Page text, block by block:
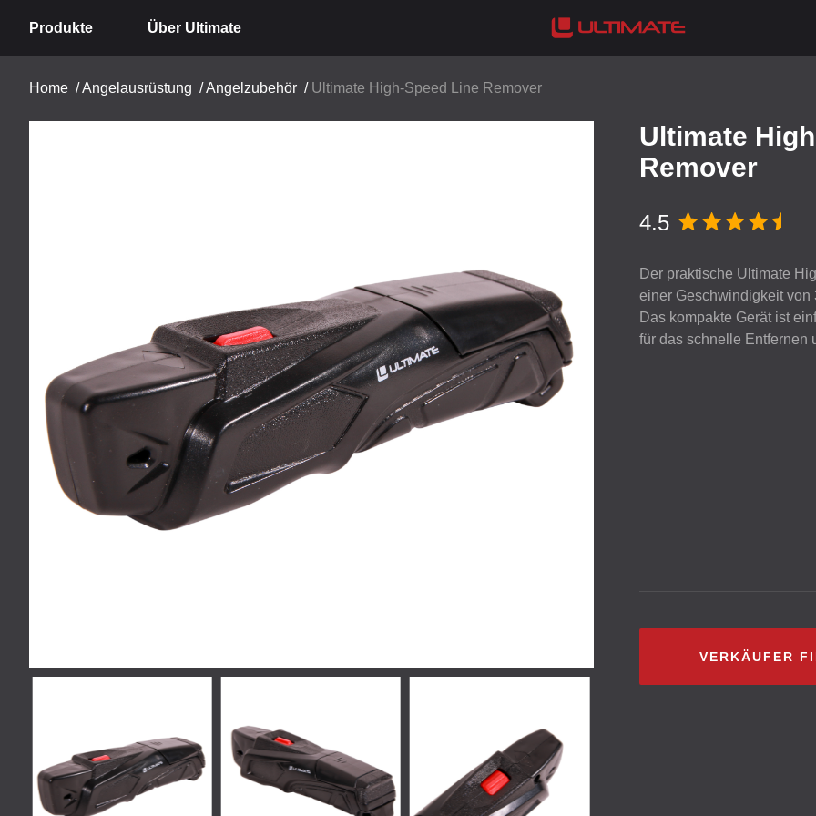
Produkte Über Ultimate
Home /Angelausrüstung /Angelzubehör / Ultimate High-Speed Line Remover
Ultimate
Remover
4.5
Der praktische Ultimate
einer Geschwindigkeit von
Das kompakte Gerät ist
für das schnelle Entfernen
VERKÄUFER